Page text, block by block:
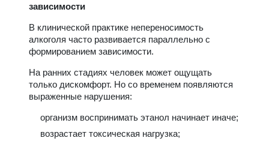
зависимости
В клинической практике непереносимость
алкоголя часто развивается параллельно с
формированием зависимости.
На ранних стадиях человек может ощущать
только дискомфорт. Но со временем появляются
выраженные нарушения:
организм воспринимать этанол начинает иначе;
возрастает токсическая нагрузка;